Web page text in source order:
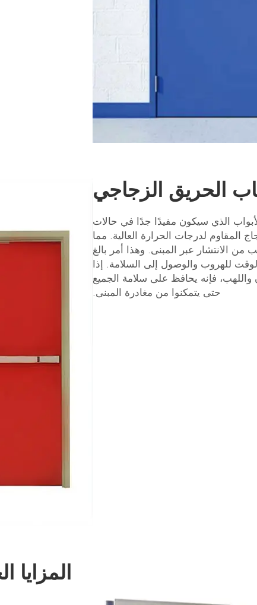
الحريق الزجاجي
الذي سيكون مفيدًا جدًا في حالات
المقاوم لدرجات الحرارة العالية. مما
الانتشار عبر المبنى. وهذا أمر بالغ
الوقت للهروب والوصول إلى السلامة. إذا
فإنه يحافظ على سلامة الجميع
حتى يتمكنوا من مغادرة المبنى.